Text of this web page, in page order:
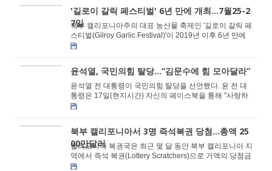
'길로이 갈릭 페스티벌' 6년 만에 개최...7월25-2
7일
북부 캘리포니아주의 대표 농산물 축제인 '길로이 갈릭 페
스티벌(Gilroy Garlic Festival)'이 2019년 이후 6년 만에
개최된다. NBC베이에어리어, ABC7 등...
윤석열, 국민의힘 탈당…“김문수에 힘 모아달라”
윤석열 전 대통령이 국민의힘 탈당을 선언했다. 윤 전 대
통령은 17일(현지시간) 자신의 페이스북을 통해 "사랑하
는 당원 동지 여러분, 저는 오늘 국민의힘을 떠난...
북부 캘리포니아서 3명 즉석복권 당첨...총액 25
00만달러
캘리포니아 복권국은 최근 몇 달 동안 북부 캘리포니아 지
역에서 즉석 복권(Lottery Scratchers)으로 거액의 당첨금
을 받은 사례가 잇따르고 있다고 밝혔다. 최...